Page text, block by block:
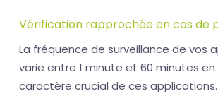
Vérification rapprochée en cas de
La fréquence de surveillance de vos
varie entre 1 minute et 60 minutes
caractère crucial de ces